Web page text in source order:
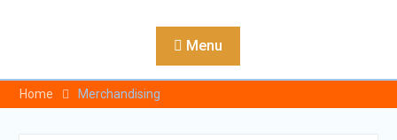
Menu
Home Merchandising